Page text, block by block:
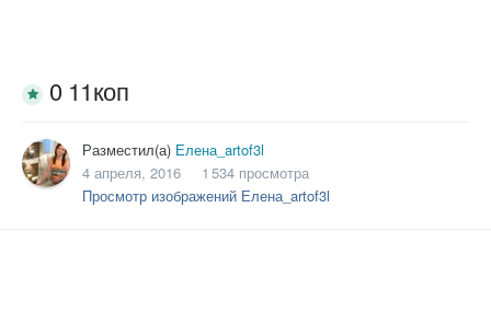
0 11коп
Разместил(а) Елена_artof3l
4 апреля, 2016
1 534 просмотра
Просмотр изображений Елена_artof3l